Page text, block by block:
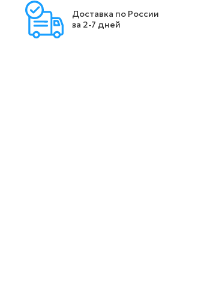
Доставка по России
за 2-7 дней